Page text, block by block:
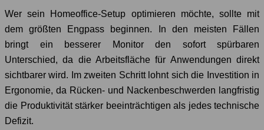
Wer sein Homeoffice-Setup optimieren möchte, sollte mit
dem größten Engpass beginnen. In den meisten Fällen
bringt ein besserer Monitor den sofort spürbaren
Unterschied, da die Arbeitsfläche für Anwendungen direkt
sichtbarer wird. Im zweiten Schritt lohnt sich die Investition in
Ergonomie, da Rücken- und Nackenbeschwerden langfristig
die Produktivität stärker beeinträchtigen als jedes technische
Defizit.